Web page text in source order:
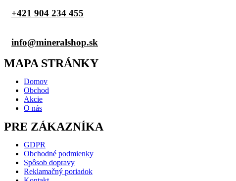
+421 904 234 455
info@mineralshop.sk
MAPA STRÁNKY
Domov
Obchod
Akcie
O nás
PRE ZÁKAZNÍKA
GDPR
Obchodné podmienky
Spôsob dopravy
Reklamačný poriadok